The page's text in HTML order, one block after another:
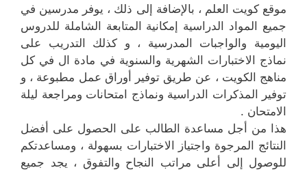
موقع كويت العلم ، بالإضافة إلى ذلك ، يوفر مدرسين في
جميع المواد الدراسية إمكانية المتابعة الشاملة للدروس
اليومية والواجبات المدرسية ، و كذلك التدريب على
نماذج الاختبارات الشهرية والسنوية في مادة ال في كل
مناهج الكويت ، عن طريق توفير أوراق عمل مطبوعة ، و
توفير المذكرات الدراسية ونماذج امتحانات ومراجعة ليلة
الامتحان .
هذا من أجل مساعدة الطالب على الحصول على أفضل
النتائج المرجوة واجتياز الاختبارات بسهولة ، ومساعدتكم
للوصول إلى أعلى مراتب النجاح والتفوق ، يجد جميع